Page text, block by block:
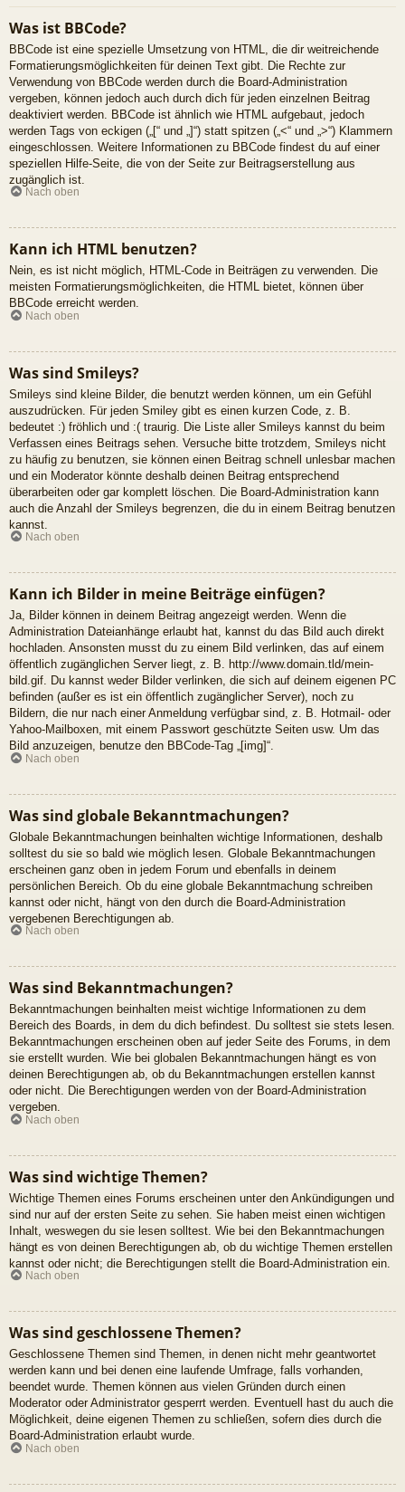
Was ist BBCode?
BBCode ist eine spezielle Umsetzung von HTML, die dir weitreichende
Formatierungsmöglichkeiten für deinen Text gibt. Die Rechte zur
Verwendung von BBCode werden durch die Board-Administration
vergeben, können jedoch auch durch dich für jeden einzelnen Beitrag
deaktiviert werden. BBCode ist ähnlich wie HTML aufgebaut, jedoch
werden Tags von eckigen („[“ und „]“) statt spitzen („<“ und „>“) Klammern
eingeschlossen. Weitere Informationen zu BBCode findest du auf einer
speziellen Hilfe-Seite, die von der Seite zur Beitragserstellung aus
zugänglich ist.
Nach oben
Kann ich HTML benutzen?
Nein, es ist nicht möglich, HTML-Code in Beiträgen zu verwenden. Die
meisten Formatierungsmöglichkeiten, die HTML bietet, können über
BBCode erreicht werden.
Nach oben
Was sind Smileys?
Smileys sind kleine Bilder, die benutzt werden können, um ein Gefühl
auszudrücken. Für jeden Smiley gibt es einen kurzen Code, z. B.
bedeutet :) fröhlich und :( traurig. Die Liste aller Smileys kannst du beim
Verfassen eines Beitrags sehen. Versuche bitte trotzdem, Smileys nicht
zu häufig zu benutzen, sie können einen Beitrag schnell unlesbar machen
und ein Moderator könnte deshalb deinen Beitrag entsprechend
überarbeiten oder gar komplett löschen. Die Board-Administration kann
auch die Anzahl der Smileys begrenzen, die du in einem Beitrag benutzen
kannst.
Nach oben
Kann ich Bilder in meine Beiträge einfügen?
Ja, Bilder können in deinem Beitrag angezeigt werden. Wenn die
Administration Dateianhänge erlaubt hat, kannst du das Bild auch direkt
hochladen. Ansonsten musst du zu einem Bild verlinken, das auf einem
öffentlich zugänglichen Server liegt, z. B. http://www.domain.tld/mein-
bild.gif. Du kannst weder Bilder verlinken, die sich auf deinem eigenen PC
befinden (außer es ist ein öffentlich zugänglicher Server), noch zu
Bildern, die nur nach einer Anmeldung verfügbar sind, z. B. Hotmail- oder
Yahoo-Mailboxen, mit einem Passwort geschützte Seiten usw. Um das
Bild anzuzeigen, benutze den BBCode-Tag „[img]“.
Nach oben
Was sind globale Bekanntmachungen?
Globale Bekanntmachungen beinhalten wichtige Informationen, deshalb
solltest du sie so bald wie möglich lesen. Globale Bekanntmachungen
erscheinen ganz oben in jedem Forum und ebenfalls in deinem
persönlichen Bereich. Ob du eine globale Bekanntmachung schreiben
kannst oder nicht, hängt von den durch die Board-Administration
vergebenen Berechtigungen ab.
Nach oben
Was sind Bekanntmachungen?
Bekanntmachungen beinhalten meist wichtige Informationen zu dem
Bereich des Boards, in dem du dich befindest. Du solltest sie stets lesen.
Bekanntmachungen erscheinen oben auf jeder Seite des Forums, in dem
sie erstellt wurden. Wie bei globalen Bekanntmachungen hängt es von
deinen Berechtigungen ab, ob du Bekanntmachungen erstellen kannst
oder nicht. Die Berechtigungen werden von der Board-Administration
vergeben.
Nach oben
Was sind wichtige Themen?
Wichtige Themen eines Forums erscheinen unter den Ankündigungen und
sind nur auf der ersten Seite zu sehen. Sie haben meist einen wichtigen
Inhalt, weswegen du sie lesen solltest. Wie bei den Bekanntmachungen
hängt es von deinen Berechtigungen ab, ob du wichtige Themen erstellen
kannst oder nicht; die Berechtigungen stellt die Board-Administration ein.
Nach oben
Was sind geschlossene Themen?
Geschlossene Themen sind Themen, in denen nicht mehr geantwortet
werden kann und bei denen eine laufende Umfrage, falls vorhanden,
beendet wurde. Themen können aus vielen Gründen durch einen
Moderator oder Administrator gesperrt werden. Eventuell hast du auch die
Möglichkeit, deine eigenen Themen zu schließen, sofern dies durch die
Board-Administration erlaubt wurde.
Nach oben